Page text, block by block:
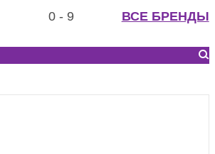
0 - 9 ВСЕ БРЕНДЫ